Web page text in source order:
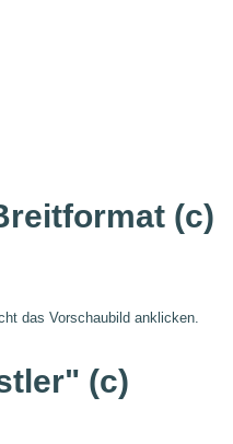
(c)
das Vorschaubild anklicken.
(c)